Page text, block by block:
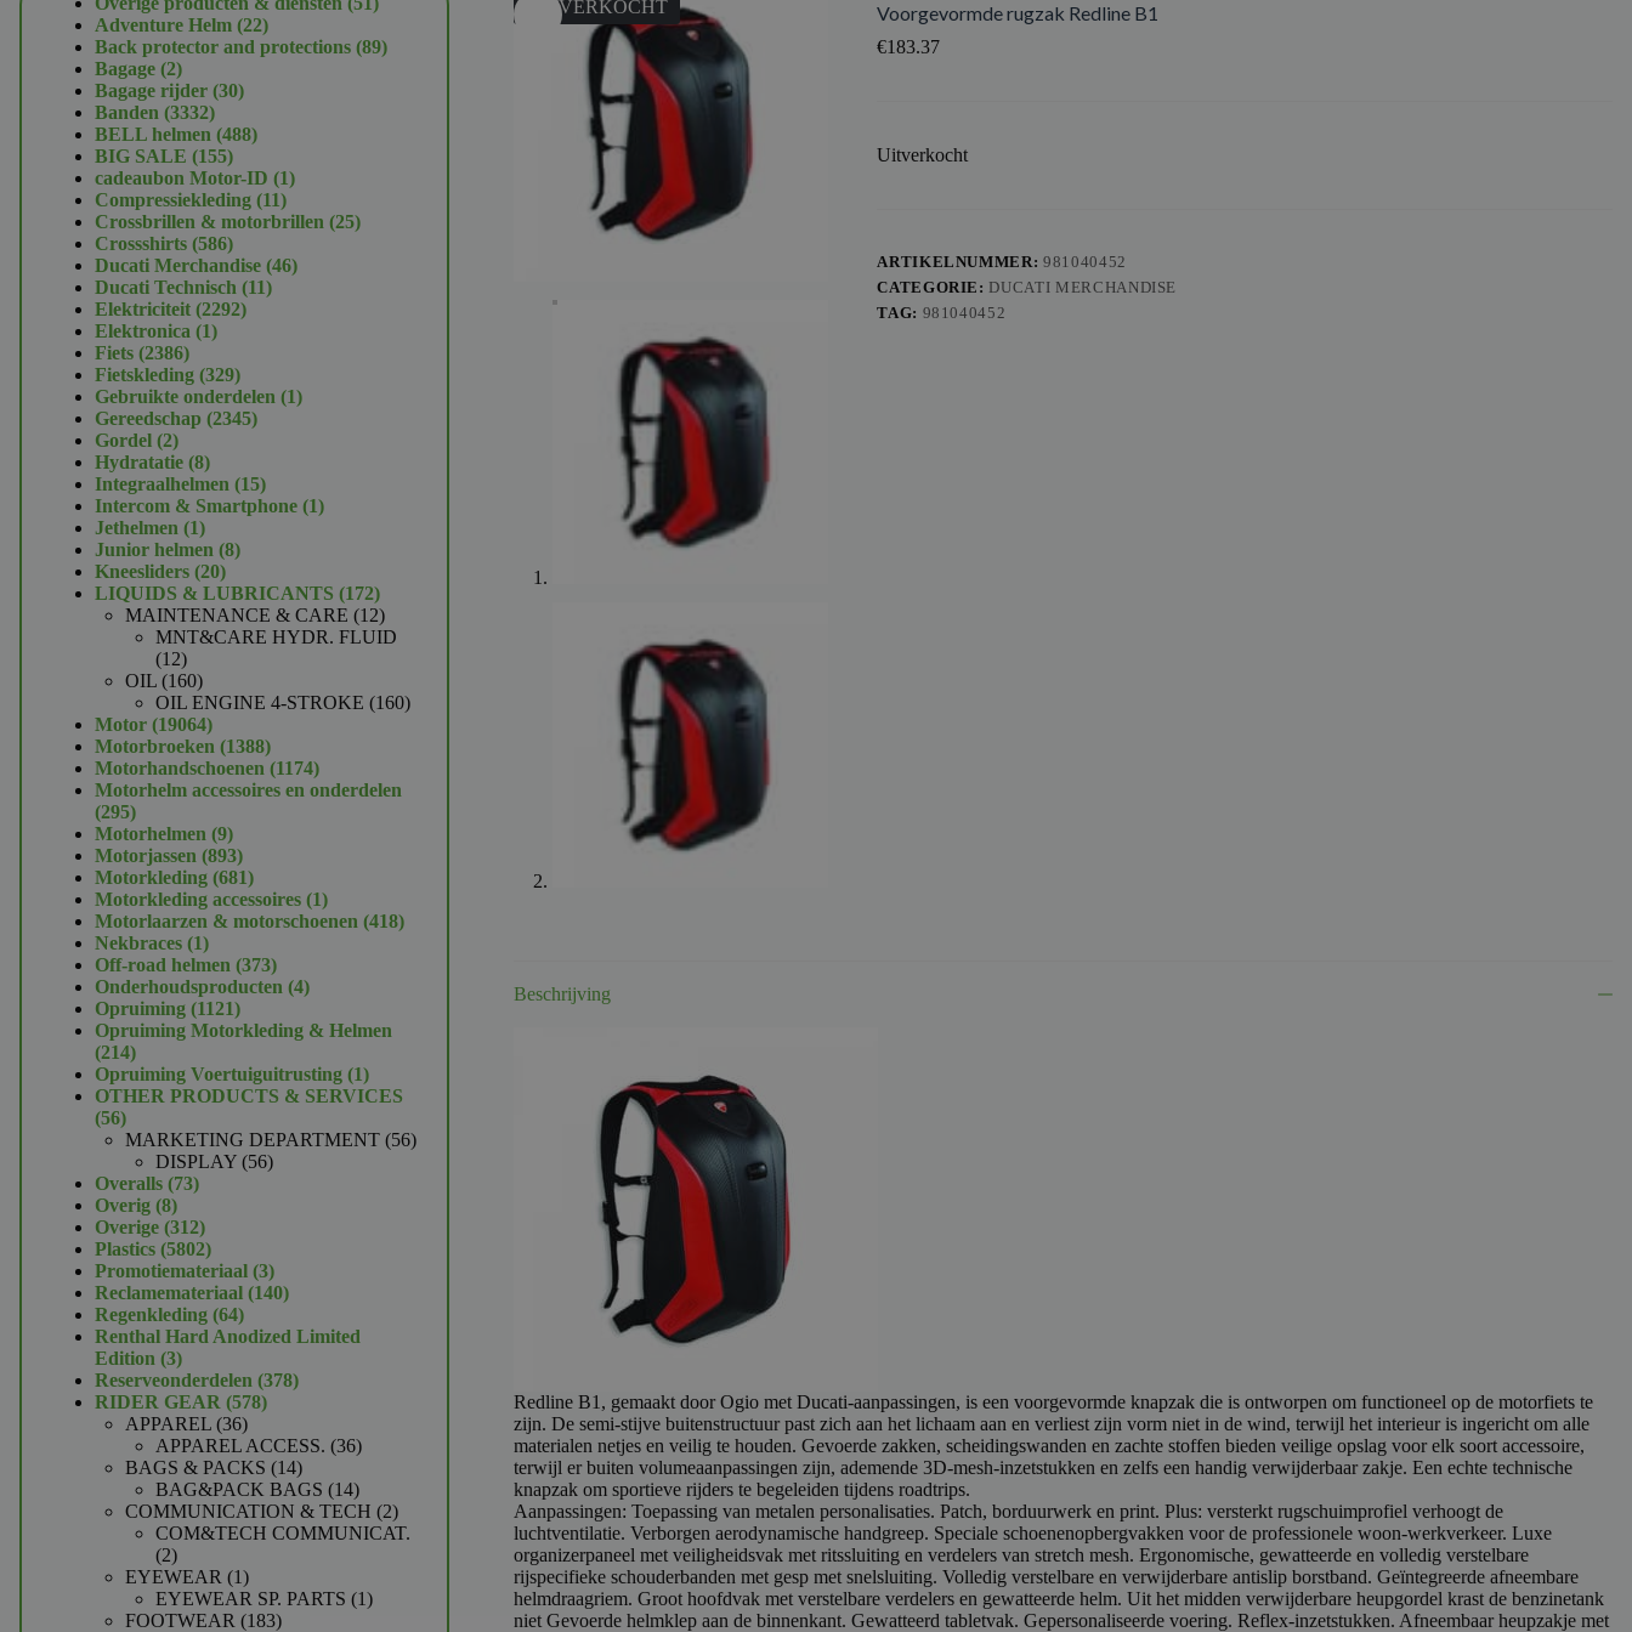
UITVERKOCHT Voorgevormde rugzak Redline B1
€183.37
Uitverkocht
ARTIKELNUMMER:981040452
CATEGORIE: DUCATI MERCHANDISE
TAG: 981040452
Beschrijving
Redline B1, gemaakt door Ogio met Ducati-aanpassingen, is een voorgevormde knapzak die is ontworpen om functioneel op de motorfiets te
zijn. De semi-stijve buitenstructuur past zich aan het lichaam aan en verliest zijn vorm niet in de wind, terwijl het interieur is ingericht om alle
materialen netjes en veilig te houden. Gevoerde zakken, scheidingswanden en zachte stoffen bieden veilige opslag voor elk soort accessoire,
terwijl er buiten volumeaanpassingen zijn, ademende 3D-mesh-inzetstukken en zelfs een handig verwijderbaar zakje. Een echte technische
knapzak om sportieve rijders te begeleiden tijdens roadtrips.
Aanpassingen: Toepassing van metalen personalisaties. Patch, borduurwerk en print. Plus: versterkt rugschuimprofiel verhoogt de
luchtventilatie. Verborgen aerodynamische handgreep. Speciale schoenenopbergvakken voor de professionele woon-werkverkeer. Luxe
organizerpaneel met veiligheidsvak met ritssluiting en verdelers van stretch mesh. Ergonomische, gewatteerde en volledig verstelbare
rijspecifieke schouderbanden met gesp met snelsluiting. Volledig verstelbare en verwijderbare antislip borstband. Geïntegreerde afneembare
helmdraagriem. Groot hoofdvak met verstelbare verdelers en gewatteerde helm. Uit het midden verwijderbare heupgordel krast de benzinetank
niet Gevoerde helmklep aan de binnenkant. Gewatteerd tabletvak. Gepersonaliseerde voering. Reflex-inzetstukken. Afneembaar heupzakje met
Adventure Helm 2222
producten
Back protector and protections 8989
Bagage 22
producten
Bagage rijder 3030
Banden 33323332
producten
BELL helmen 488488
BIG SALE 155155
producten
cadeaubon Motor-ID 11
Compressiekleding 1111
producten
Crossbrillen & motorbrillen 2525
Crossshirts 586586
producten
Ducati Merchandise 4646
Ducati Technisch 1111
Elektriciteit 22922292
Elektronica 11
Fiets 23862386
producten
Fietskleding 329329
producten
Gebruikte onderdelen 11
Gereedschap 23452345
Gordel 22
producten
Hydratatie 88
producten
Integraalhelmen 1515
producten
Intercom & Smartphone 11
Jethelmen 11
product
Junior helmen 88
Kneesliders 2020
producten
LIQUIDS & LUBRICANTS 172172
producten
MAINTENANCE & CARE 1212
producten
MNT&CARE HYDR. FLUID
1212
producten
OIL 160160
producten
OIL ENGINE 4-STROKE 160160
Motor 1906419064
producten
Motorbroeken 13881388
producten
Motorhandschoenen 11741174
producten
Motorhelm accessoires en onderdelen
295295
producten
Motorhelmen 99
producten
Motorjassen 893893
producten
Motorkleding 681681
producten
Motorkleding accessoires 11
product
Motorlaarzen & motorschoenen 418418
Nekbraces 11
product
Off-road helmen 373373
producten
Onderhoudsproducten 44
Opruiming 11211121
producten
Opruiming Motorkleding & Helmen
214214
producten
Opruiming Voertuiguitrusting 11
product
OTHER PRODUCTS & SERVICES
5656
producten
MARKETING DEPARTMENT 5656
DISPLAY 5656
Overalls 7373
Overig 88
producten
Overige 312312
producten
Plastics 58025802
producten
Promotiemateriaal 33
producten
Reclamemateriaal 140140
Regenkleding 6464
producten
Renthal Hard Anodized Limited
Edition 33
producten
Reserveonderdelen 378378
RIDER GEAR 578578
APPAREL 3636
producten
APPAREL ACCESS. 3636
BAGS & PACKS 1414
producten
BAG&PACK BAGS 1414
producten
COMMUNICATION & TECH 22
producten
COM&TECH COMMUNICAT.
22
producten
EYEWEAR 11
product
EYEWEAR SP. PARTS 11
FOOTWEAR 183183